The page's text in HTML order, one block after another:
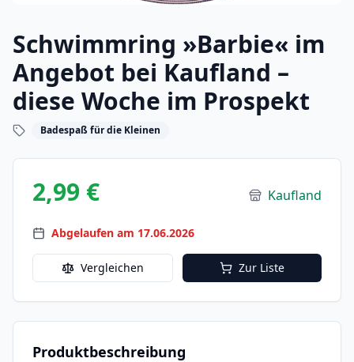
Schwimmring »Barbie« im
Angebot bei Kaufland –
diese Woche im Prospekt
Badespaß für die Kleinen
2,99 € Kaufland
Abgelaufen am 17.06.2026
Vergleichen Zur Liste
Produktbeschreibung